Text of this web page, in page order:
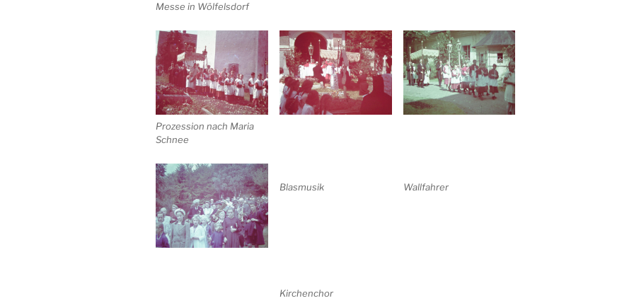
Messe in Wölfelsdorf
Prozession nach Maria
Schnee
Blasmusik Wallfahrer
Kirchenchor